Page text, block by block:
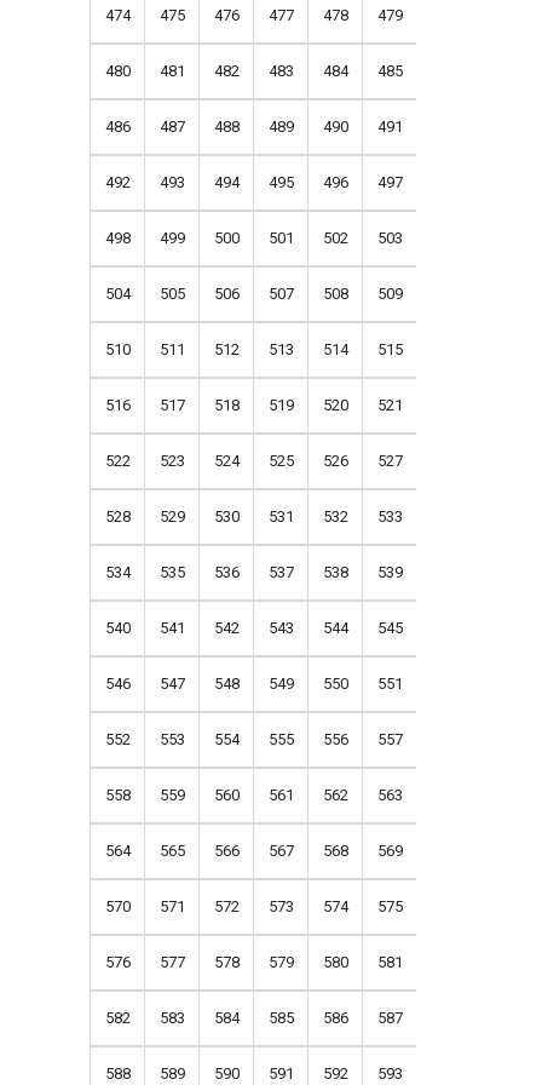
474 475 476 477 478 479
480 481 482 483 484 485
486 487 488 489 490 491
492 493 494 495 496 497
498 499 500 501 502 503
504 505 506 507 508 509
510 511 512 513 514 515
516 517 518 519 520 521
522 523 524 525 526 527
528 529 530 531 532 533
534 535 536 537 538 539
540 541 542 543 544 545
546 547 548 549 550 551
552 553 554 555 556 557
558 559 560 561 562 563
564 565 566 567 568 569
570 571 572 573 574 575
576 577 578 579 580 581
582 583 584 585 586 587
588 589 590 591 592 593